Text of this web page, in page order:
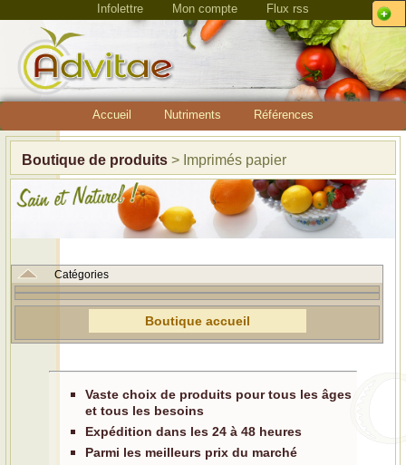
Infolettre Mon compte Flux rss
Accueil Nutriments Références
Boutique de produits > Imprimés papier
Catégories
Boutique accueil
Vaste choix de produits pour tous les âges
et tous les besoins
Expédition dans les 24 à 48 heures
Parmi les meilleurs prix du marché